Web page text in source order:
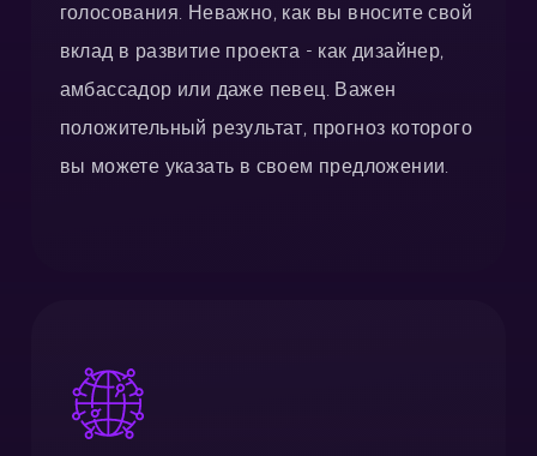
голосования. Неважно, как вы вносите свой
вклад в развитие проекта - как дизайнер,
амбассадор или даже певец. Важен
положительный результат, прогноз которого
вы можете указать в своем предложении.